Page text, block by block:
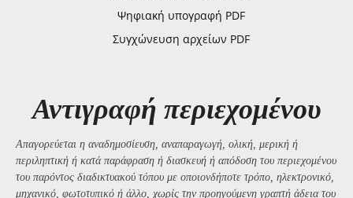
Ψηφιακή υπογραφή PDF
Συγχώνευση αρχείων PDF
Αντιγραφή περιεχομένου
Απαγορεύεται η αναδημοσίευση, αναπαραγωγή, ολική, μερική ή
περιληπτική ή κατά παράφραση ή διασκευή ή απόδοση του περιεχομένου
του παρόντος διαδικτυακού τόπου με οποιονδήποτε τρόπο, ηλεκτρονικό,
μηχανικό, φωτοτυπικό ή άλλο, χωρίς την προηγούμενη γραπτή άδεια του